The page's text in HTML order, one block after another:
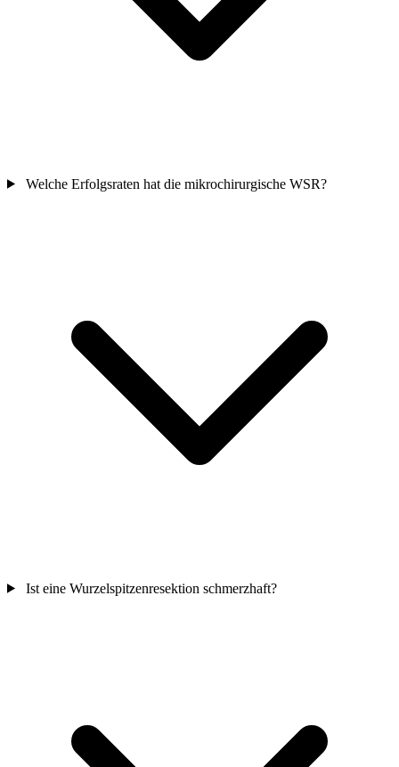
Welche Erfolgsraten hat die mikrochirurgische WSR?
Ist eine Wurzelspitzenresektion schmerzhaft?